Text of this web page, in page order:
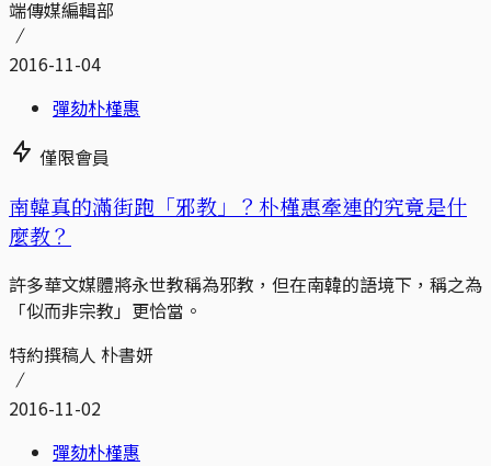
端傳媒編輯部
2016-11-04
彈劾朴槿惠
僅限會員
南韓真的滿街跑「邪教」？朴槿惠牽連的究竟是什
麼教？
許多華文媒體將永世教稱為邪教，但在南韓的語境下，稱之為
「似而非宗教」更恰當。
特約撰稿人 朴書妍
2016-11-02
彈劾朴槿惠